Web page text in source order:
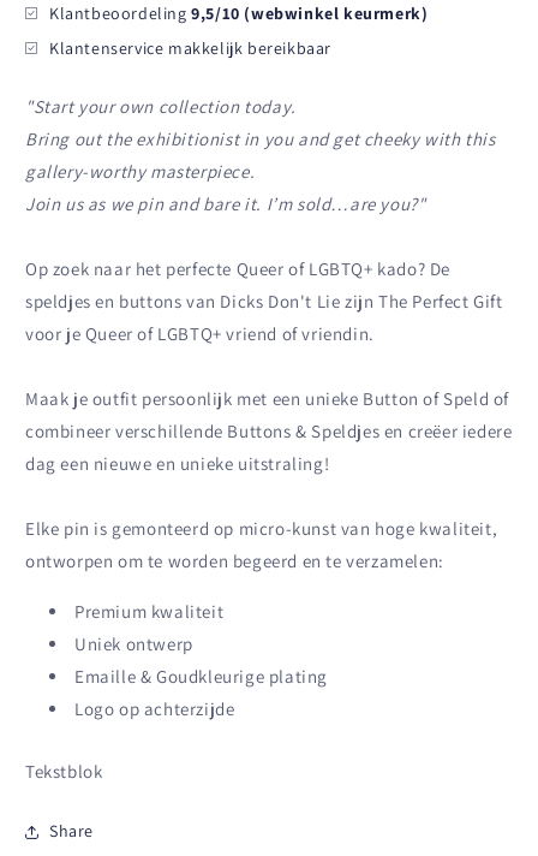
Klantbeoordeling9,5/10 (webwinkel keurmerk)
Klantenservice makkelijk bereikbaar
"Start your own collection today.
Bring out the exhibitionist in you and get cheeky with this
gallery-worthy masterpiece.
Join us as we pin and bare it. I’m sold…are you?"
Op zoek naar het perfecte Queer of LGBTQ+ kado? De
speldjes en buttons van Dicks Don't Lie zijn The Perfect Gift
voor je Queer of LGBTQ+ vriend of vriendin.
Maak je outfit persoonlijk met een unieke Button of Speld of
combineer verschillende Buttons & Speldjes en creëer iedere
dag een nieuwe en unieke uitstraling!
Elke pin is gemonteerd op micro-kunst van hoge kwaliteit,
ontworpen om te worden begeerd en te verzamelen:
Premium kwaliteit
Uniek ontwerp
Emaille & Goudkleurige plating
Logo op achterzijde
Tekstblok
Share